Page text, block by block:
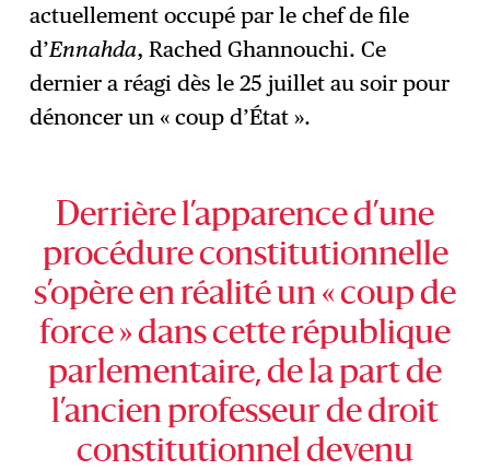
actuellement occupé par le chef de file
d’Ennahda, Rached Ghannouchi. Ce
dernier a réagi dès le 25 juillet au soir pour
dénoncer un « coup d’État ».
Derrière l’apparence d’une
procédure constitutionnelle
s’opère en réalité un « coup de
force » dans cette république
parlementaire, de la part de
l’ancien professeur de droit
constitutionnel devenu